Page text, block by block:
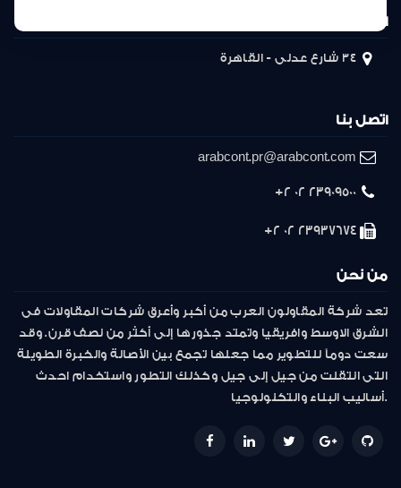
34 شارع عدلى - القاهرة
اتصل بنا
arabcont.pr@arabcont.com
23909500 02 2+
23937674 02 2+
من نحن
تعد شركة المقاولون العرب من أكبر وأعرق شركات المقاولات فى
الشرق الاوسط وافريقيا وتمتد جذورها إلى أكثر من نصف قرن. وقد
سعت دوماً للتطوير مما جعلها تجمع بين الأصالة والخبرة الطويلة
التى انتقلت من جيل إلى جيل وكذلك التطور واستخدام احدث
أساليب البناء والتكنولوجيا.